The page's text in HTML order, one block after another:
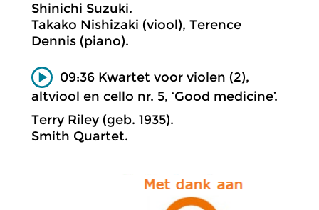
Shinichi Suzuki.
Takako Nishizaki (viool), Terence
Dennis (piano).
09:36 Kwartet voor violen (2),
altviool en cello nr. 5, ‘Good medicine’.
Terry Riley (geb. 1935).
Smith Quartet.